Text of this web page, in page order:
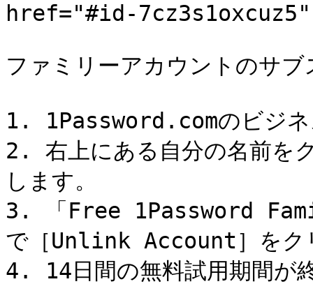
href="#id-
ファミリーアカウントのサ
1. 1Password.comのビジネ
2. 右上にある自分の名前
します。
3. 「Free 1Password
で［Unlink Account］をク
4. 14日間の無料試用期間が